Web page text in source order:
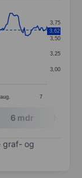
Data
aug. 7
3,00
3,25
3,50
3,75
3,62
6 mdr
graf- og